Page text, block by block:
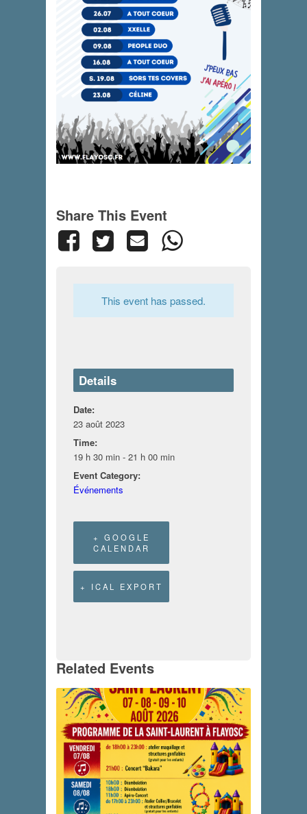
Share This Event
This event has passed.
Details
Date:
23 août 2023
Time:
19 h 30 min - 21 h 00 min
Event Category:
Événements
+ GOOGLE
CALENDAR
+ ICAL EXPORT
Related Events